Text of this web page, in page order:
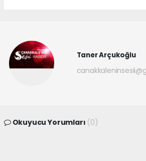
Taner Arçukoğlu
Okuyucu Yorumları (0)